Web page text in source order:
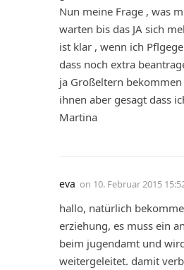
Nun meine Frage , was
warten bis das JA sich
ist klar , wenn ich
dass noch extra
ja Großeltern
ihnen aber gesagt dass
Martina
eva on 10. Februar 2015
hallo, natürlich
erziehung, es muss ein
beim jugendamt und
weitergeleitet. damit